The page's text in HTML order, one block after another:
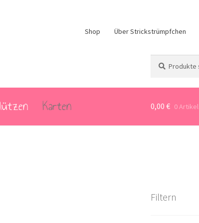
Shop Über Strickstrümpfchen
nach:
Karten 0,00 € 0 Artikel
Filtern